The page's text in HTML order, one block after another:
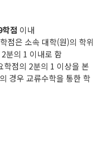
학점 이내
점은 소속 대학(원)의 학위
분의 1 이내로 함
점의 2분의 1 이상을 본
의 경우 교류수학을 통한 학